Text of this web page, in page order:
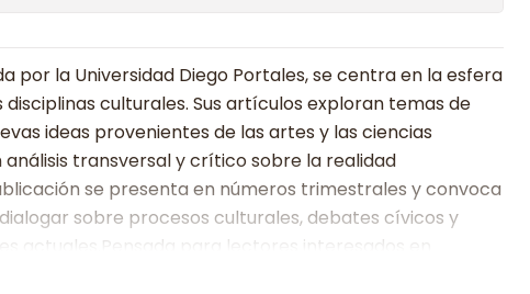
por la Universidad Diego Portales, se centra en la esfera
culturales. Sus artículos exploran temas de
ideas provenientes de las artes y las ciencias
análisis transversal y crítico sobre la realidad
se presenta en números trimestrales y convoca
sobre procesos culturales, debates cívicos y
actuales.Pensada para lectores interesados en
la revista resulta atractiva para es